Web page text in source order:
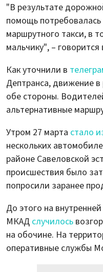
"В результате
помощь
маршрутного такси, в
мальчику", –
Как уточнили в
Дептранса, движение
обе стороны.
альтернативные
Утром 27 марта стало
нескольких
районе Савеловской
происшествия было
попросили заранее
До этого на
МКАД случилось
на обочине. На
оперативные службы